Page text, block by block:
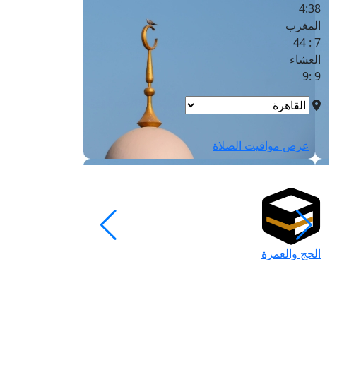
4:38
المغرب
7 : 44
العشاء
9 :9
عرض مواقيت الصلاة
الحج والعمرة